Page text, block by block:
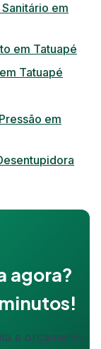
em
em Tatuapé
Tatuapé
em
agora?
e orçamento